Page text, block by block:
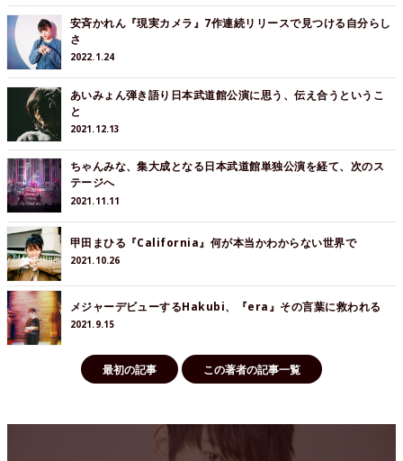
安斉かれん『現実カメラ』7作連続リリースで見つける自分らし
さ
2022.1.24
あいみょん弾き語り日本武道館公演に思う、伝え合うというこ
と
2021.12.13
ちゃんみな、集大成となる日本武道館単独公演を経て、次のス
テージへ
2021.11.11
甲田まひる『California』何が本当かわからない世界で
2021.10.26
メジャーデビューするHakubi、『era』その言葉に救われる
2021.9.15
最初の記事 この著者の記事一覧